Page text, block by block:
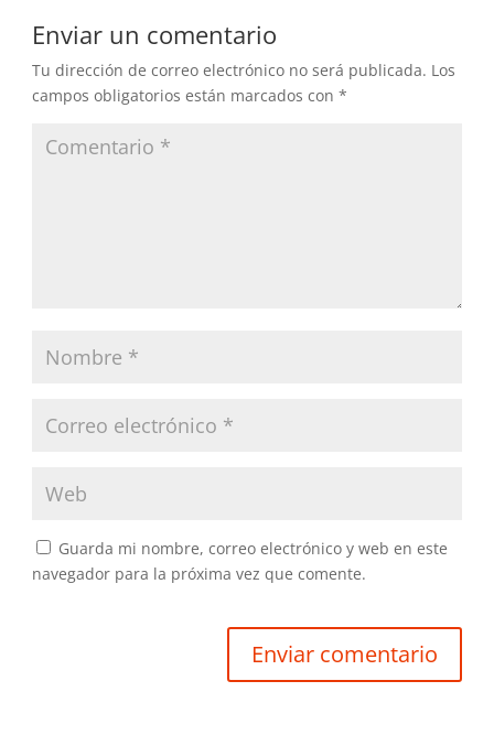
Enviar un comentario
Tu dirección de correo electrónico no será publicada. Los
campos obligatorios están marcados con*
Guarda mi nombre, correo electrónico y web en este
navegador para la próxima vez que comente.
Enviar comentario